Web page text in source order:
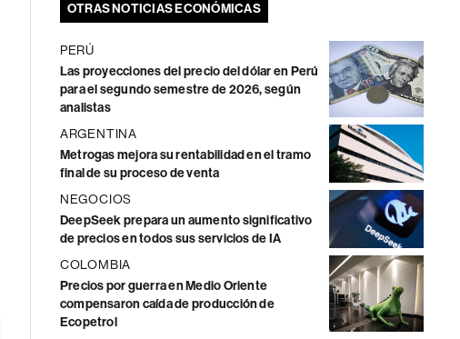
OTRAS NOTICIAS ECONÓMICAS
PERÚ
Las proyecciones del precio del dólar en Perú
para el segundo semestre de 2026, según
analistas
ARGENTINA
Metrogas mejora su rentabilidad en el tramo
final de su proceso de venta
NEGOCIOS
DeepSeek prepara un aumento significativo
de precios en todos sus servicios de IA
COLOMBIA
Precios por guerra en Medio Oriente
compensaron caída de producción de
Ecopetrol